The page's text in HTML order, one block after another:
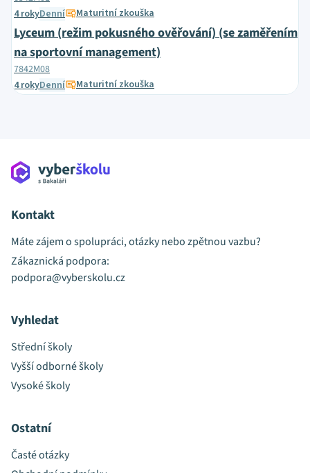
4 rokyDenní Maturitní zkouška
Lyceum (režim pokusného ověřování) (se zaměřením
na sportovní management)
7842M08
4 rokyDenní Maturitní zkouška
Kontakt
Máte zájem o spolupráci, otázky nebo zpětnou vazbu?
Zákaznická podpora:
podpora@vyberskolu.cz
Vyhledat
Střední školy
Vyšší odborné školy
Vysoké školy
Ostatní
Časté otázky